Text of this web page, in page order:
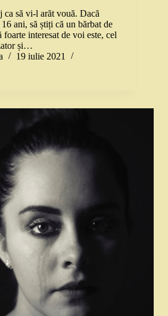
ca să vi-l arăt vouă. Dacă
ani, să știți că un bărbat de
foarte interesat de voi este, cel
și…
19 iulie 2021